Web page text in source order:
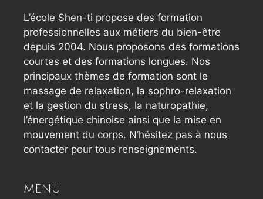
L’école Shen-ti propose des formation
professionnelles aux métiers du bien-être
depuis 2004. Nous proposons des formations
courtes et des formations longues. Nos
principaux thèmes de formation sont le
massage de relaxation, la sophro-relaxation
et la gestion du stress, la naturopathie,
l’énergétique chinoise ainsi que la mise en
mouvement du corps. N’hésitez pas à nous
contacter pour tous renseignements.
MENU